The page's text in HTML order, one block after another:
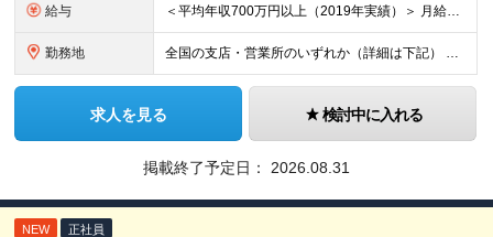
給与 ＜平均年収700万円以上（2019年実績）＞ 月給21万1000円以上＋賞与年2回 ※上記は基本給です。別途、各種手当を支給いたします ※経験・能力を考慮の上、当社規程により優遇いたします ※試用
勤務地 全国の支店・営業所のいずれか（詳細は下記） ※入社直後はお住まいから通える範囲の支店・営業所に配属 （入社直後の転勤はありません） ※U・Iターン歓迎（社宅・独身寮完備） ＜北海道・東北エリア＞
求人を見る 検討中に入れる
掲載終了予定日： 2026.08.31
NEW 正社員